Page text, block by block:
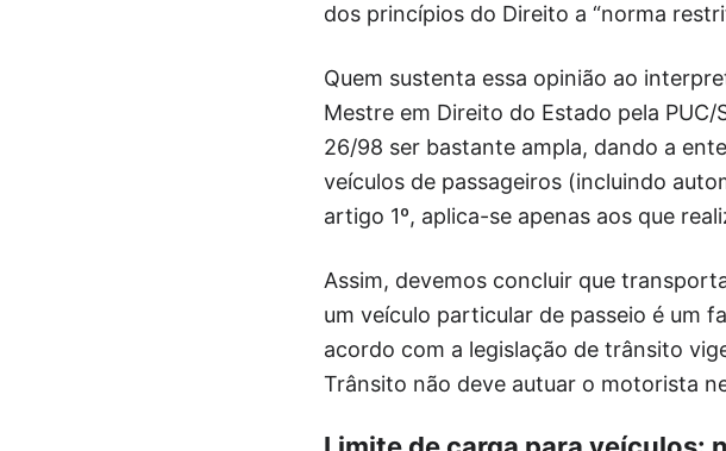
dos princípios do Direito a “norma
Quem sustenta essa opinião ao
Mestre em Direito do Estado pela PUC/
26/98 ser bastante ampla, dando a
veículos de passageiros (incluindo
artigo 1º, aplica-se apenas aos que
Assim, devemos concluir que
um veículo particular de passeio é um
acordo com a legislação de trânsito
Trânsito não deve autuar o motorista